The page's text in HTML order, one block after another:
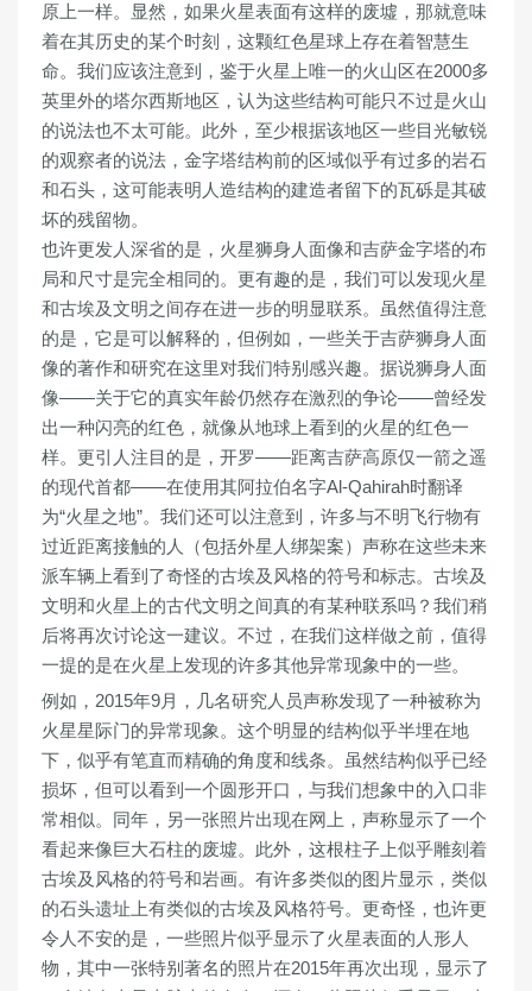
原上一样。显然，如果火星表面有这样的废墟，那就意味
着在其历史的某个时刻，这颗红色星球上存在着智慧生
命。我们应该注意到，鉴于火星上唯一的火山区在2000多
英里外的塔尔西斯地区，认为这些结构可能只不过是火山
的说法也不太可能。此外，至少根据该地区一些目光敏锐
的观察者的说法，金字塔结构前的区域似乎有过多的岩石
和石头，这可能表明人造结构的建造者留下的瓦砾是其破
坏的残留物。
也许更发人深省的是，火星狮身人面像和吉萨金字塔的布
局和尺寸是完全相同的。更有趣的是，我们可以发现火星
和古埃及文明之间存在进一步的明显联系。虽然值得注意
的是，它是可以解释的，但例如，一些关于吉萨狮身人面
像的著作和研究在这里对我们特别感兴趣。据说狮身人面
像——关于它的真实年龄仍然存在激烈的争论——曾经发
出一种闪亮的红色，就像从地球上看到的火星的红色一
样。更引人注目的是，开罗——距离吉萨高原仅一箭之遥
的现代首都——在使用其阿拉伯名字Al-Qahirah时翻译
为“火星之地”。我们还可以注意到，许多与不明飞行物有
过近距离接触的人（包括外星人绑架案）声称在这些未来
派车辆上看到了奇怪的古埃及风格的符号和标志。古埃及
文明和火星上的古代文明之间真的有某种联系吗？我们稍
后将再次讨论这一建议。不过，在我们这样做之前，值得
一提的是在火星上发现的许多其他异常现象中的一些。
例如，2015年9月，几名研究人员声称发现了一种被称为
火星星际门的异常现象。这个明显的结构似乎半埋在地
下，似乎有笔直而精确的角度和线条。虽然结构似乎已经
损坏，但可以看到一个圆形开口，与我们想象中的入口非
常相似。同年，另一张照片出现在网上，声称显示了一个
看起来像巨大石柱的废墟。此外，这根柱子上似乎雕刻着
古埃及风格的符号和岩画。有许多类似的图片显示，类似
的石头遗址上有类似的古埃及风格符号。更奇怪，也许更
令人不安的是，一些照片似乎显示了火星表面的人形人
物，其中一张特别著名的照片在2015年再次出现，显示了